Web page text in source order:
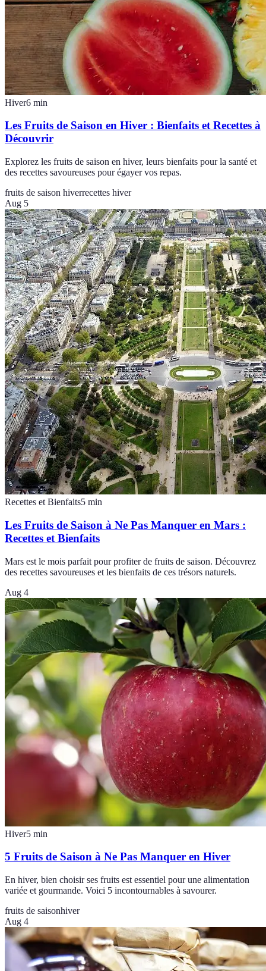
Hiver6 min
Les Fruits de Saison en Hiver : Bienfaits et Recettes à
Découvrir
Explorez les fruits de saison en hiver, leurs bienfaits pour la santé et
des recettes savoureuses pour égayer vos repas.
fruits de saison hiverrecettes hiver
Aug 5
Recettes et Bienfaits5 min
Les Fruits de Saison à Ne Pas Manquer en Mars :
Recettes et Bienfaits
Mars est le mois parfait pour profiter de fruits de saison. Découvrez
des recettes savoureuses et les bienfaits de ces trésors naturels.
Aug 4
Hiver5 min
5 Fruits de Saison à Ne Pas Manquer en Hiver
En hiver, bien choisir ses fruits est essentiel pour une alimentation
variée et gourmande. Voici 5 incontournables à savourer.
fruits de saisonhiver
Aug 4